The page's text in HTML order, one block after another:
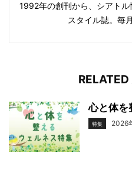
1992年の創刊から、シアト
スタイル誌。毎
心と体を
特集 2026